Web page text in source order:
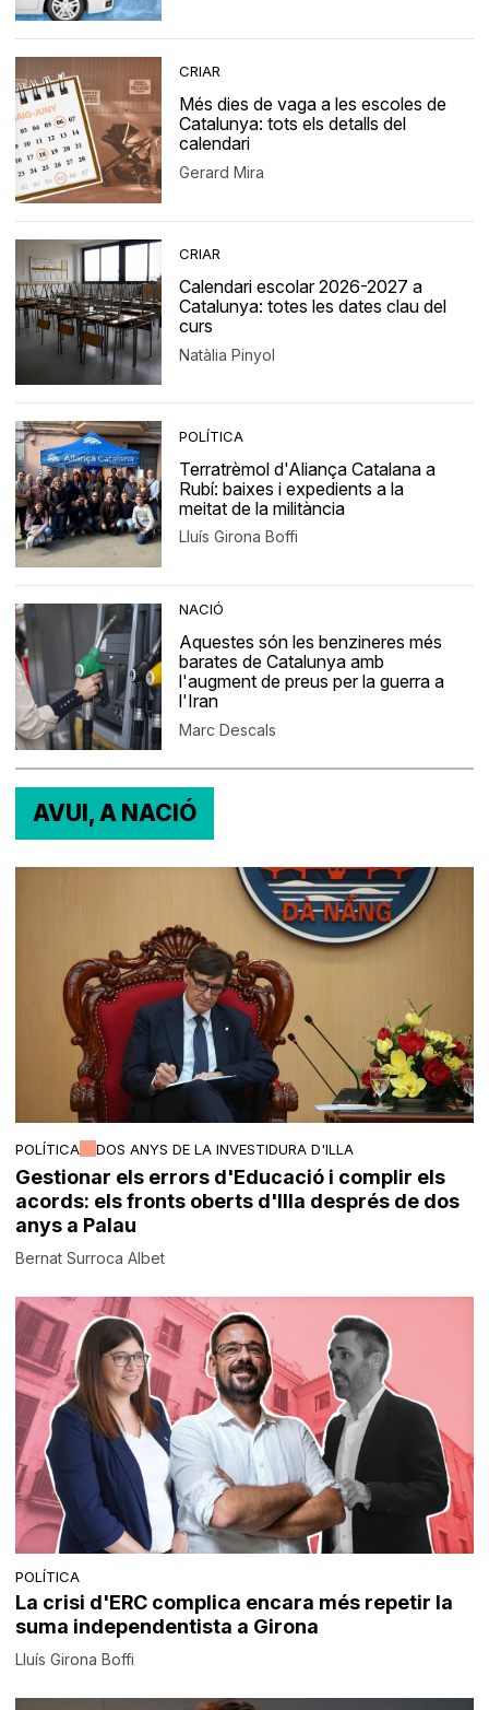
CRIAR
Més dies de vaga a les escoles de
Catalunya: tots els detalls del
calendari
Gerard Mira
CRIAR
Calendari escolar 2026-2027 a
Catalunya: totes les dates clau del
curs
Natàlia Pinyol
POLÍTICA
Terratrèmol d'Aliança Catalana a
Rubí: baixes i expedients a la
meitat de la militància
Lluís Girona Boffi
NACIÓ
Aquestes són les benzineres més
barates de Catalunya amb
l'augment de preus per la guerra a
l'Iran
Marc Descals
AVUI, A NACIÓ
POLÍTICA DOS ANYS DE LA INVESTIDURA D'ILLA
Gestionar els errors d'Educació i complir els
acords: els fronts oberts d'Illa després de dos
anys a Palau
Bernat Surroca Albet
POLÍTICA
La crisi d'ERC complica encara més repetir la
suma independentista a Girona
Lluís Girona Boffi